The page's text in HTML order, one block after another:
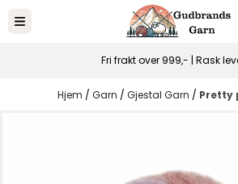
Hopp til innhold
Fri frakt over 999,- | Rask
Hjem / Garn / Gjestal Garn / Pretty